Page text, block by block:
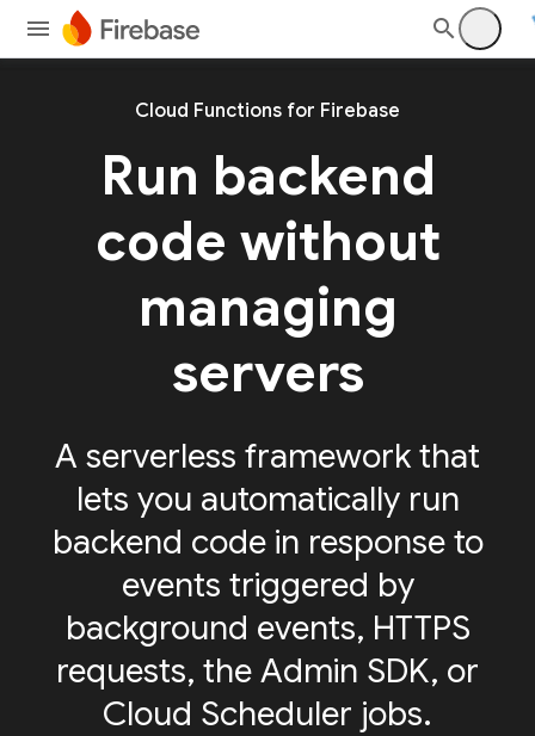
Cloud Functions for Firebase
Run backend
code without
managing
servers
A serverless framework that
lets you automatically run
backend code in response to
events triggered by
background events, HTTPS
requests, the Admin SDK, or
Cloud Scheduler jobs.